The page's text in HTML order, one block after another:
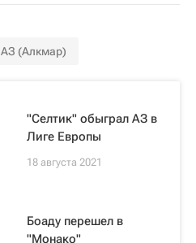
АЗ (Алкмар)
"Селтик" обыграл АЗ в
Лиге Европы
18 августа 2021
Боаду перешел в
"Монако"